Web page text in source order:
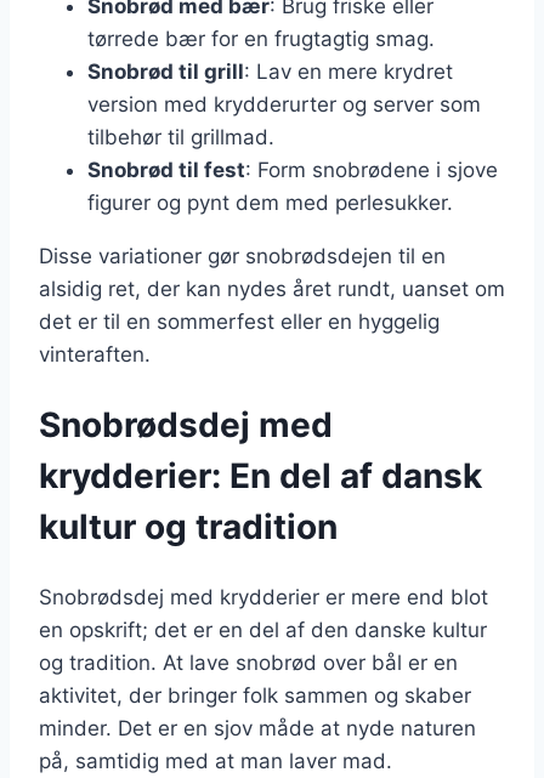
Snobrød med bær: Brug friske eller
tørrede bær for en frugtagtig smag.
Snobrød til grill: Lav en mere krydret
version med krydderurter og server som
tilbehør til grillmad.
Snobrød til fest: Form snobrødene i sjove
figurer og pynt dem med perlesukker.
Disse variationer gør snobrødsdejen til en
alsidig ret, der kan nydes året rundt, uanset om
det er til en sommerfest eller en hyggelig
vinteraften.
Snobrødsdej med
krydderier: En del af dansk
kultur og tradition
Snobrødsdej med krydderier er mere end blot
en opskrift; det er en del af den danske kultur
og tradition. At lave snobrød over bål er en
aktivitet, der bringer folk sammen og skaber
minder. Det er en sjov måde at nyde naturen
på, samtidig med at man laver mad.